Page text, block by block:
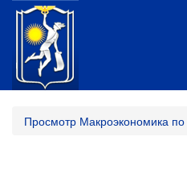
Просмотр Макроэкономика по